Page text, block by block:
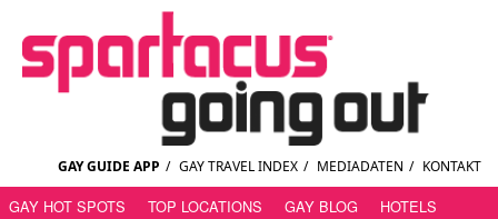
GAY GUIDE APP / GAY TRAVEL INDEX / MEDIADATEN / KONTAKT
GAY HOT SPOTS TOP LOCATIONS GAY BLOG
HOTELS